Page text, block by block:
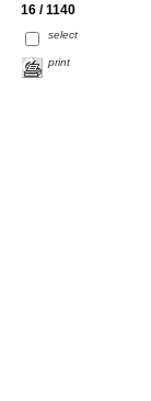
16 / 1140
select
print